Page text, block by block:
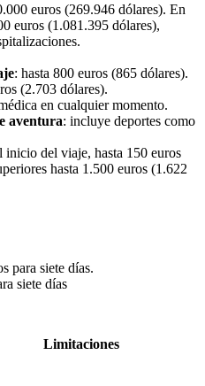
euros (269.946 dólares). En
euros (1.081.395 dólares),
: hasta 800 euros (865 dólares).
(2.703 dólares).
en cualquier momento.
aventura: incluye deportes como
inicio del viaje, hasta 150 euros
hasta 1.500 euros (1.622
para siete días.
siete días
Limitaciones